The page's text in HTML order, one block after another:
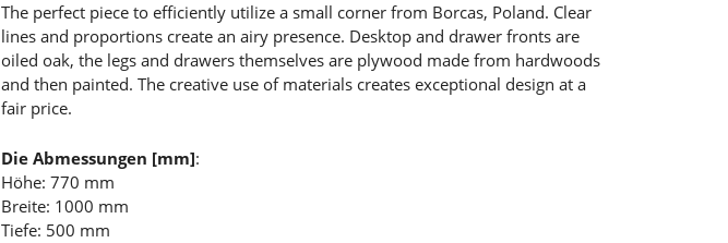
The perfect piece to efficiently utilize a small corner from Borcas, Poland. Clear
lines and proportions create an airy presence. Desktop and drawer fronts are
oiled oak, the legs and drawers themselves are plywood made from hardwoods
and then painted. The creative use of materials creates exceptional design at a
fair price.
Die Abmessungen [mm]:
Höhe: 770 mm
Breite: 1000 mm
Tiefe: 500 mm